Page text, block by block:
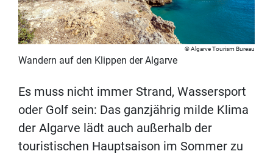
Algarve Tourism Bureau
Wandern auf den Klippen der Algarve
Es muss nicht immer Strand, Wassersport
oder Golf sein: Das ganzjährig milde Klima
der Algarve lädt auch außerhalb der
touristischen Hauptsaison im Sommer zu